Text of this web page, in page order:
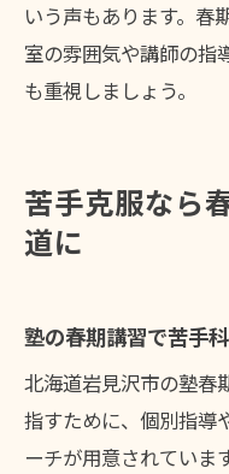
いう声もあります。春
室の雰囲気や講師の指
も重視しましょう。
苦手克服なら
道に
塾の春期講習で苦手
北海道岩見沢市の塾春
指すために、個別指導
ーチが用意されていま